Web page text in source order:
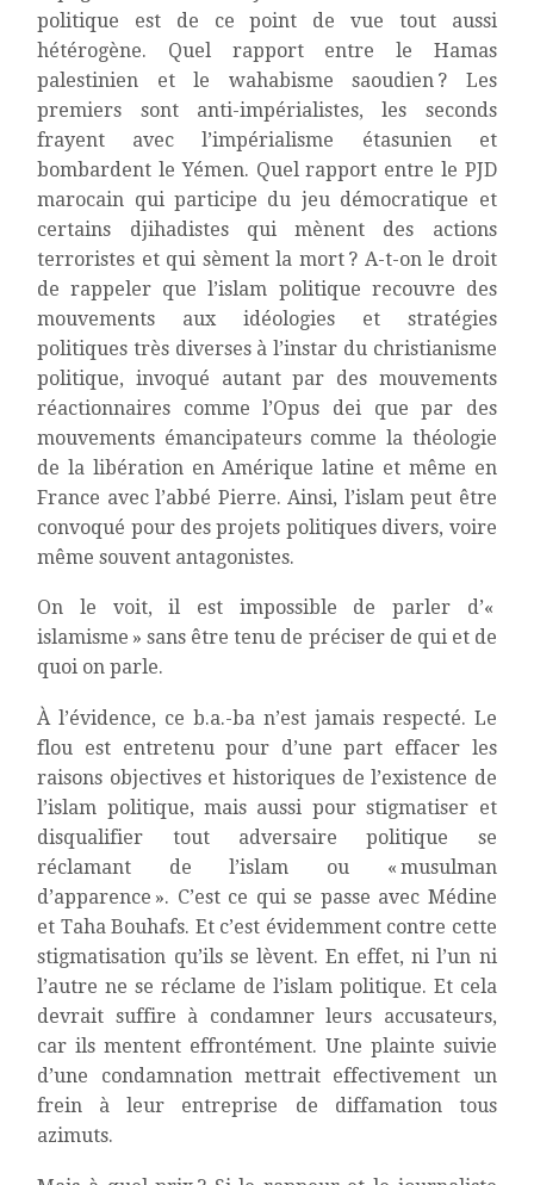
politique est de ce point de vue tout aussi
hétérogène. Quel rapport entre le Hamas
palestinien et le wahabisme saoudien ? Les
premiers sont anti-impérialistes, les seconds
frayent avec l’impérialisme étasunien et
bombardent le Yémen. Quel rapport entre le PJD
marocain qui participe du jeu démocratique et
certains djihadistes qui mènent des actions
terroristes et qui sèment la mort ? A-t-on le droit
de rappeler que l’islam politique recouvre des
mouvements aux idéologies et stratégies
politiques très diverses à l’instar du christianisme
politique, invoqué autant par des mouvements
réactionnaires comme l’Opus dei que par des
mouvements émancipateurs comme la théologie
de la libération en Amérique latine et même en
France avec l’abbé Pierre. Ainsi, l’islam peut être
convoqué pour des projets politiques divers, voire
même souvent antagonistes.
On le voit, il est impossible de parler d’«
islamisme » sans être tenu de préciser de qui et de
quoi on parle.
À l’évidence, ce b.a.-ba n’est jamais respecté. Le
flou est entretenu pour d’une part effacer les
raisons objectives et historiques de l’existence de
l’islam politique, mais aussi pour stigmatiser et
disqualifier tout adversaire politique se
réclamant de l’islam ou « musulman
d’apparence ». C’est ce qui se passe avec Médine
et Taha Bouhafs. Et c’est évidemment contre cette
stigmatisation qu’ils se lèvent. En effet, ni l’un ni
l’autre ne se réclame de l’islam politique. Et cela
devrait suffire à condamner leurs accusateurs,
car ils mentent effrontément. Une plainte suivie
d’une condamnation mettrait effectivement un
frein à leur entreprise de diffamation tous
azimuts.